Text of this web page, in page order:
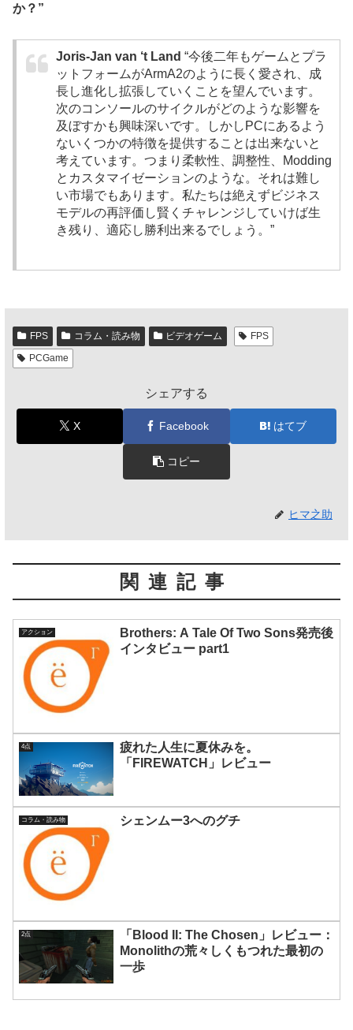
か？”
Joris-Jan van ‘t Land “今後二年もゲームとプラ
ットフォームがArmA2のように長く愛され、成
長し進化し拡張していくことを望んでいます。
次のコンソールのサイクルがどのような影響を
及ぼすかも興味深いです。しかしPCにあるよう
ないくつかの特徴を提供することは出来ないと
考えています。つまり柔軟性、調整性、Modding
とカスタマイゼーションのような。それは難し
い市場でもあります。私たちは絶えずビジネス
モデルの再評価し賢くチャレンジしていけば生
き残り、適応し勝利出来るでしょう。”
FPS コラム・読み物 ビデオゲーム
FPS
PCGame
シェアする
X Facebook はてブ
コピー
ヒマ之助
関連記事
アクション
Brothers: A Tale Of Two Sons発売後
インタビュー part1
4点
疲れた人生に夏休みを。
「FIREWATCH」レビュー
コラム・読み物 シェンムー3へのグチ
2点
「Blood II: The Chosen」レビュー：
Monolithの荒々しくもつれた最初の
一歩